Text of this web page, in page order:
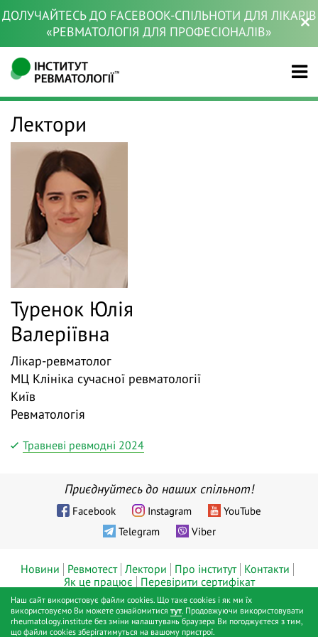
ДОЛУЧАЙТЕСЬ ДО FACEBOOK-СПІЛЬНОТИ ДЛЯ ЛІКАРІВ
«РЕВМАТОЛОГІЯ ДЛЯ ПРОФЕСІОНАЛІВ»
Лектори
Туренок Юлія
Валеріївна
Лікар-ревматолог
МЦ Клініка сучасної ревматології
Київ
Ревматологія
Травневі ревмодні 2024
Приєднуйтесь до наших спільнот!
Facebook Instagram
YouTube
Telegram
Viber
Новини Ревмотест Лектори Про інститут Контакти
Як це працює
Перевірити сертифікат
© ТОВ «Діджитал хелс», Інститут ревматології™, Київ, 2019 - 2026
pp.
Наш сайт використовує файли cookies. Що таке cookies і як ми їх
використовуємо Ви можете ознайомитися тут. Продовжуючи використовувати
rheumatology.institute без зміни налаштувань браузера Ви погоджуєтеся з тим,
що файли cookies зберігатимуться на вашому пристрої.